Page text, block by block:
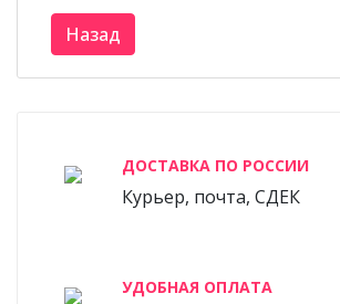
ДОСТАВКА ПО РОССИИ
Курьер, почта, СДЕК
УДОБНАЯ ОПЛАТА